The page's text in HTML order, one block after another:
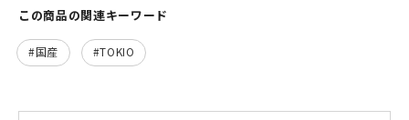
この商品の関連キーワード
国産 TOKIO